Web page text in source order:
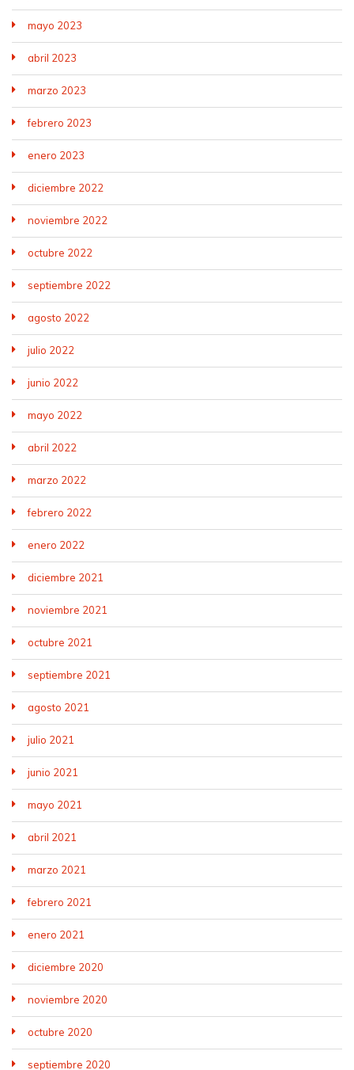
mayo 2023
abril 2023
marzo 2023
febrero 2023
enero 2023
diciembre 2022
noviembre 2022
octubre 2022
septiembre 2022
agosto 2022
julio 2022
junio 2022
mayo 2022
abril 2022
marzo 2022
febrero 2022
enero 2022
diciembre 2021
noviembre 2021
octubre 2021
septiembre 2021
agosto 2021
julio 2021
junio 2021
mayo 2021
abril 2021
marzo 2021
febrero 2021
enero 2021
diciembre 2020
noviembre 2020
octubre 2020
septiembre 2020